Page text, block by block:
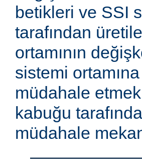
betikleri ve SSI
tarafından
ortamının
sistemi
müdahale
kabuğu
müdahale